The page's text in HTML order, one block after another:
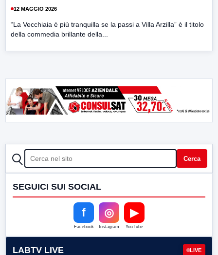
12 MAGGIO 2026
“La Vecchiaia è più tranquilla se la passi a Villa Arzilla” è il titolo
della commedia brillante della...
CERCA Cerca
SEGUICI SUI SOCIAL
f
Facebook
◎
Instagram
▶
YouTube
LABTV LIVE LIVE